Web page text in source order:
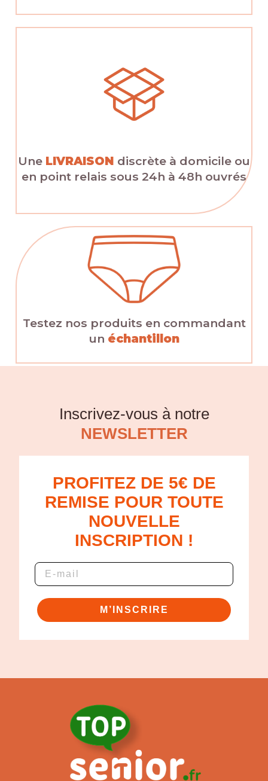
Une LIVRAISON discrète à domicile ou
en point relais sous 24h à 48h ouvrés
Testez nos produits en commandant
un échantillon
Inscrivez-vous à notre
NEWSLETTER
PROFITEZ DE 5€ DE
REMISE POUR TOUTE
NOUVELLE
INSCRIPTION !
M’INSCRIRE